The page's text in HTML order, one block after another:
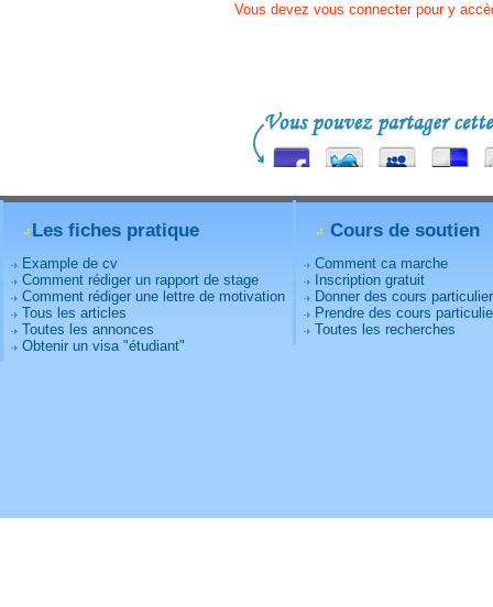
Vous devez vous connecter pour y
Les fiches pratique
Example de cv
Comment rédiger un rapport de stage
Comment rédiger une lettre de motivation
Tous les articles
Toutes les annonces
Obtenir un visa "étudiant"
Cours de soutien
Comment ca marche
Inscription gratuit
Donner des cours
Prendre des cours
Toutes les recherches